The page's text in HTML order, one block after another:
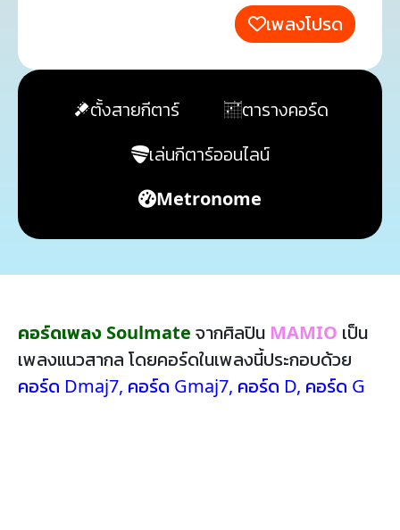
เพลงโปรด
ตั้งสายกีตาร์
ตารางคอร์ด
เล่นกีตาร์ออนไลน์
Metronome
คอร์ดเพลง Soulmate จากศิลปิน MAMIO เป็น
เพลงแนวสากล โดยคอร์ดในเพลงนี้ประกอบด้วย
คอร์ด Dmaj7, คอร์ด Gmaj7, คอร์ด D, คอร์ด G